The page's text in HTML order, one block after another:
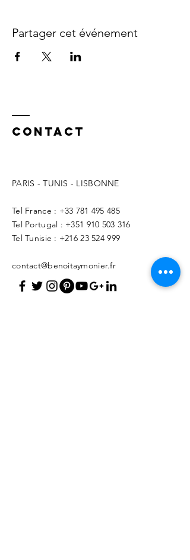
Partager cet événement
Contact
PARIS - TUNIS - LISBONNE
Tel France : +33 781 495 485
Tel Portugal : +351 910 503 316
Tel Tunisie : +216 23 524 999
contact@benoitaymonier.fr